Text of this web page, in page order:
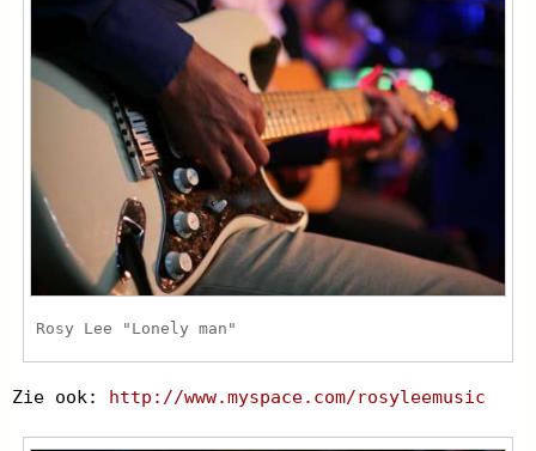
Rosy Lee "Lonely man"
Zie ook: http://www.myspace.com/rosyleemusic